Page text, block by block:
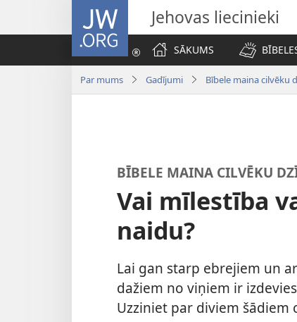
JW.ORG Jehovas liecinieki
SĀKUMS
Par mums Gadījumi Bībele maina cilvēku
BĪBELE MAINA CILVĒKU
Vai mīlestība
naidu?
Lai gan starp ebrejiem un
dažiem no viņiem ir
Uzziniet par diviem šādiem